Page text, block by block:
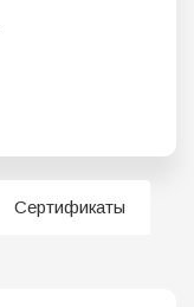
Сертификаты